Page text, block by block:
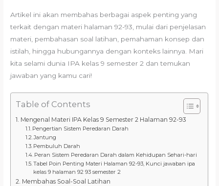
Artikel ini akan membahas berbagai aspek penting yang
terkait dengan materi halaman 92-93, mulai dari penjelasan
materi, pembahasan soal latihan, pemahaman konsep dan
istilah, hingga hubungannya dengan konteks lainnya. Mari
kita selami dunia IPA kelas 9 semester 2 dan temukan
jawaban yang kamu cari!
Table of Contents
Mengenal Materi IPA Kelas 9 Semester 2 Halaman 92-93
Pengertian Sistem Peredaran Darah
Jantung
Pembuluh Darah
Peran Sistem Peredaran Darah dalam Kehidupan Sehari-hari
Tabel Poin Penting Materi Halaman 92-93, Kunci jawaban ipa
kelas 9 halaman 92 93 semester 2
Membahas Soal-Soal Latihan